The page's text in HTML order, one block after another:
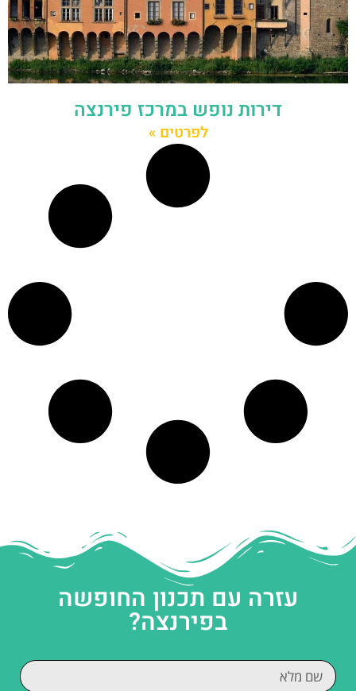
דירות נופש במרכז פירנצה
לפרטים »
עזרה עם תכנון החופשה
בפירנצה?